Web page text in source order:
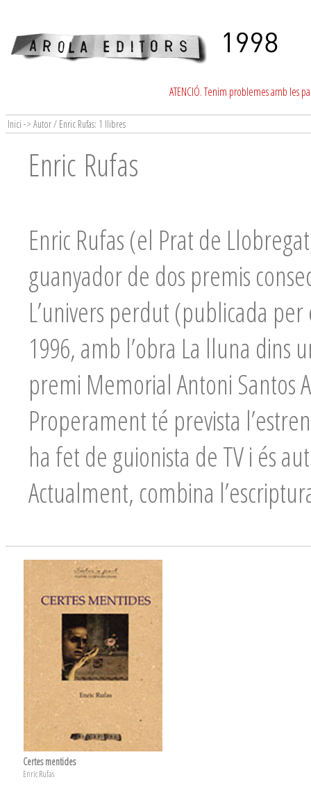
ATENCIÓ. Tenim problemes amb les
Inici -> Autor / Enric Rufas: 1 llibres
Enric Rufas
Enric Rufas (el Prat de
guanyador de dos premis
L’univers perdut (publicada
1996, amb l’obra La lluna dins
premi Memorial Antoni Santos
Properament té prevista
ha fet de guionista de TV i és
Actualment, combina
Certes mentides
Enric Rufas